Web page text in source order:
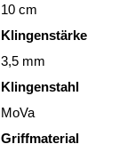
10 cm
Klingenstärke
3,5 mm
Klingenstahl
MoVa
Griffmaterial